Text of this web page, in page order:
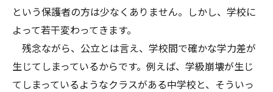
という保護者の方は少なくありません。しかし、学校に
よって若干変わってきます。
残念ながら、公立とは言え、学校間で確かな学力差が
生じてしまっているからです。例えば、学級崩壊が生じ
てしまっているようなクラスがある中学校と、そういっ